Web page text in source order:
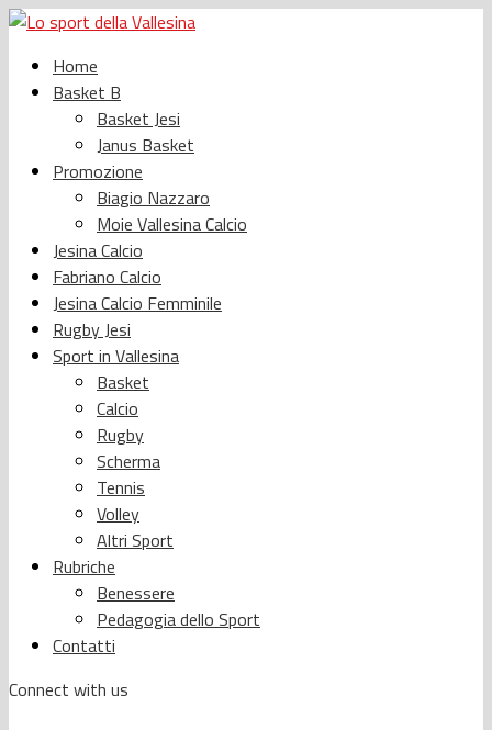
Home
Basket B
Basket Jesi
Janus Basket
Promozione
Biagio Nazzaro
Moie Vallesina Calcio
Jesina Calcio
Fabriano Calcio
Jesina Calcio Femminile
Rugby Jesi
Sport in Vallesina
Basket
Calcio
Rugby
Scherma
Tennis
Volley
Altri Sport
Rubriche
Benessere
Pedagogia dello Sport
Contatti
Connect with us